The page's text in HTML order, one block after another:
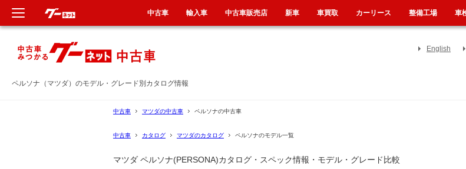
ペルソナ（マツダ）のモデル・グレード別カタログ情報
English
中古車 マツダの中古車 ペルソナの中古車
中古車 カタログ マツダのカタログ ペルソナのモデル一覧
マツダ ペルソナ(PERSONA)カタログ・スペック情報・モデル・グレード比較
新車
中古車
中古車 輸入車 中古車販売店 新車 車買取 カーリース 整備工場 車
新車
中古車